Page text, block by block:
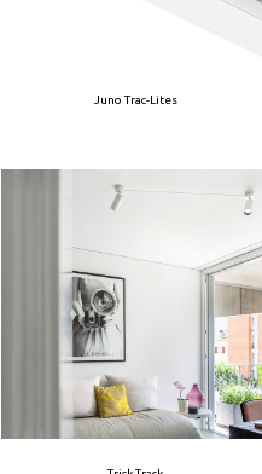
Juno Trac-Lites